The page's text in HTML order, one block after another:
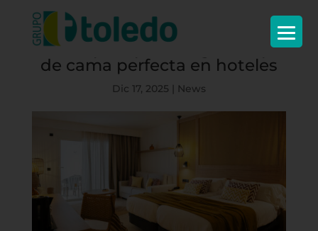
Guía rápida para elegir la ropa
de cama perfecta en hoteles
Dic 17, 2025 News